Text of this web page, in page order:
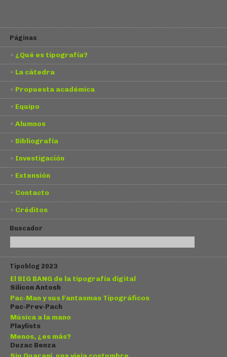
Páginas
¿Qué es tipografía?
La cátedra
Propuesta académica
Equipo
Alumnos
Bibliografía
Investigación
Extensión
Contacto
Créditos
Buscador
Tipoblog 2023
El BIG BANG de la tipografía digital
Silicon Antosh
Pac-Man y sus Fantasmas Tipográficos
Pac-Prev-Pach
Música a la mano
Playlists
Menos, ¿es más?
Duzac Benza